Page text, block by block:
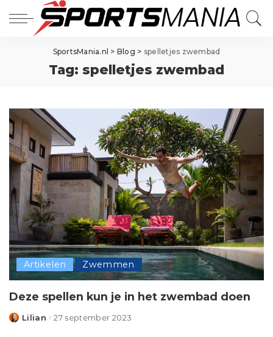
SportsMania.nl > Blog > spelletjes zwembad
Tag: spelletjes zwembad
Artikelen Zwemmen
Deze spellen kun je in het zwembad doen
Posted
Lilian 27 september 2023